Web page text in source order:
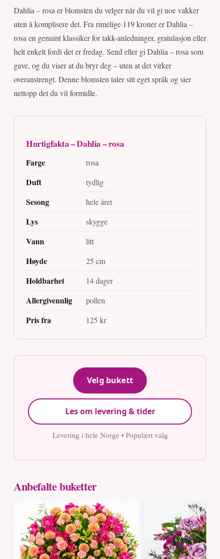
Dahlia – rosa er blomsten du velger når du vil gi noe vakker
uten å komplisere det. Fra rimelige 119 kroner er Dahlia –
rosa en genuint klassiker for takk-anledninger, gratulasjon eller
helt enkelt fordi det er fredag. Send eller gi Dahlia – rosa som
gave, og du viser at du bryr deg – uten at det virker
overanstrengt. Denne blomsten taler sitt eget språk og sier
nettopp det du vil formidle.
Hurtigfakta – Dahlia – rosa
Farge rosa
Duft tydlig
Sesong hele året
Lys skygge
Vann litt
Høyde 25 cm
Holdbarhet 14 dager
Allergivennlig pollen
Pris fra 125 kr
Velg bukett
Les om levering & tider
Levering i hele Norge • Populært valg
Anbefalte buketter